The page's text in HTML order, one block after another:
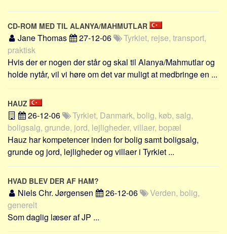
CD-ROM MED TIL ALANYA/MAHMUTLAR
Jane Thomas 27-12-06
Tyrkiet, rejse, transport,
praktisk
Hvis der er nogen der står og skal til Alanya/Mahmutlar og
holde nytår, vil vi høre om det var muligt at medbringe en ...
HAUZ
26-12-06
Tyrkiet, Danmark, bolig, køb, salg,
boligsalg, grunde, jord, lejligheder, villaer, bopæl
Hauz har kompetencer inden for bolig samt boligsalg,
grunde og jord, lejligheder og villaer i Tyrkiet ...
HVAD BLEV DER AF HAM?
Niels Chr. Jørgensen 26-12-06
Verden, bolig,
generelt
Som daglig læser af JP ...